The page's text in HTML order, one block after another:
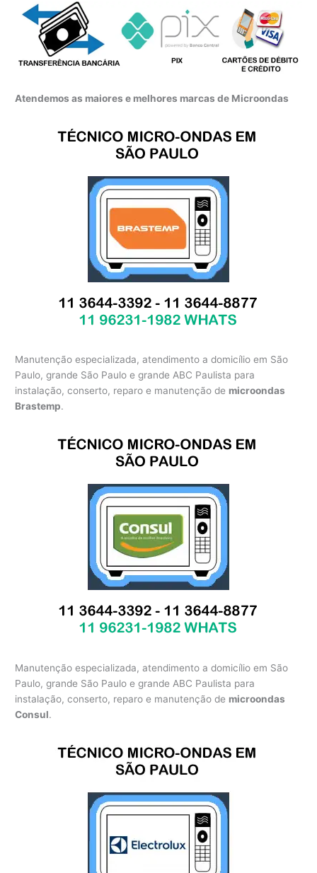
Atendemos as maiores e melhores marcas de Microondas
Manutenção especializada, atendimento a domicílio em São
Paulo, grande São Paulo e grande ABC Paulista para
instalação, conserto, reparo e manutenção de microondas
Brastemp.
Manutenção especializada, atendimento a domicílio em São
Paulo, grande São Paulo e grande ABC Paulista para
instalação, conserto, reparo e manutenção de microondas
Consul.